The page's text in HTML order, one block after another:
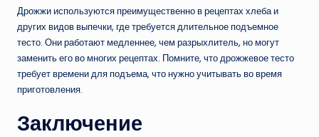
Дрожжи используются преимущественно в рецептах хлеба и
других видов выпечки, где требуется длительное подъемное
тесто. Они работают медленнее, чем разрыхлитель, но могут
заменить его во многих рецептах. Помните, что дрожжевое тесто
требует времени для подъема, что нужно учитывать во время
приготовления.
Заключение